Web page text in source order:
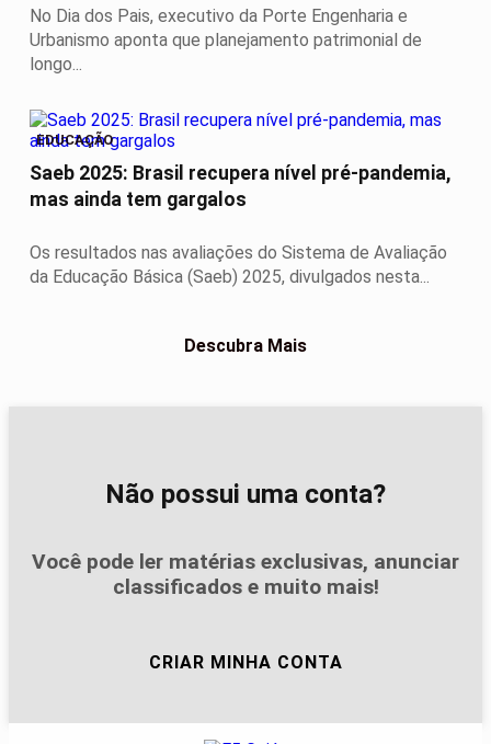
No Dia dos Pais, executivo da Porte Engenharia e
Urbanismo aponta que planejamento patrimonial de
longo...
EDUCAÇÃO
Saeb 2025: Brasil recupera nível pré-pandemia,
mas ainda tem gargalos
Os resultados nas avaliações do Sistema de Avaliação
da Educação Básica (Saeb) 2025, divulgados nesta...
Descubra Mais
Não possui uma conta?
Você pode ler matérias exclusivas, anunciar
classificados e muito mais!
CRIAR MINHA CONTA